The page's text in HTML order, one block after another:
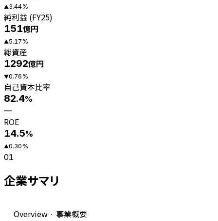
▲3.44%
純利益 (FY25)
151億円
▲5.17%
総資産
1292億円
▼0.76%
自己資本比率
82.4%
—
ROE
14.5%
▲0.30%
01
企業サマリ
Overview · 事業概要